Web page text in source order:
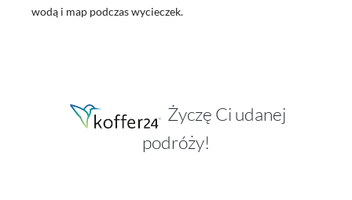
wodą i map podczas wycieczek.
Życzę Ci udanej
podróży!